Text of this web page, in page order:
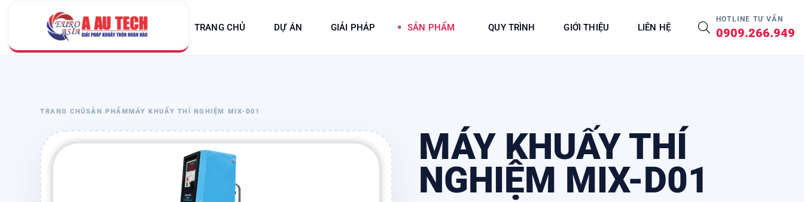
TRANG CHỦ DỰ ÁN GIẢI PHÁP SẢN PHẨM QUY TRÌNH GIỚI THIỆU LIÊN HỆ
HOTLINE TƯ VẤN
0909.266.949
TRANG CHỦSẢN PHẨMMÁY KHUẤY THÍ NGHIỆM MIX-D01
MÁY KHUẤY THÍ
NGHIỆM MIX-D01